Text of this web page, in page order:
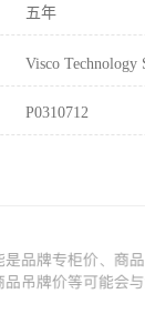
五年
Visco
P0310712